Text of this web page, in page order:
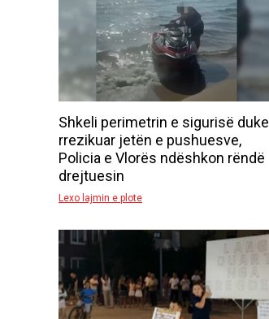
Shkeli perimetrin e sigurisë duke
rrezikuar jetën e pushuesve,
Policia e Vlorës ndëshkon rëndë
drejtuesin
Lexo lajmin e plote